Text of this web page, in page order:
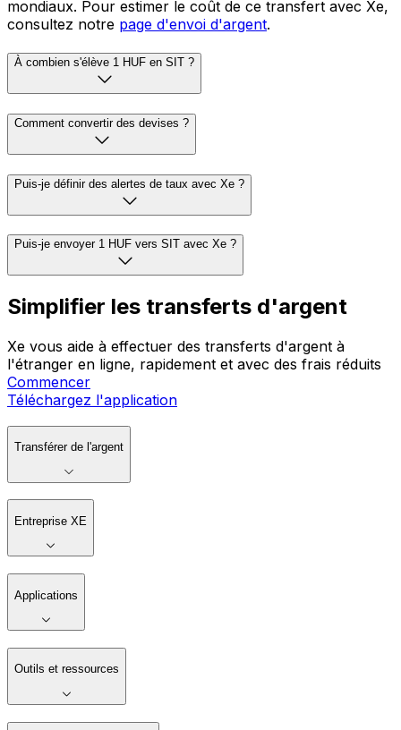
mondiaux. Pour estimer le coût de ce transfert avec Xe,
consultez notre page d'envoi d'argent.
À combien s'élève 1 HUF en SIT ?
Comment convertir des devises ?
Puis-je définir des alertes de taux avec Xe ?
Puis-je envoyer 1 HUF vers SIT avec Xe ?
Simplifier les transferts d'argent
Xe vous aide à effectuer des transferts d'argent à
l'étranger en ligne, rapidement et avec des frais réduits
Commencer
Téléchargez l'application
Transférer de l'argent
Entreprise XE
Applications
Outils et ressources